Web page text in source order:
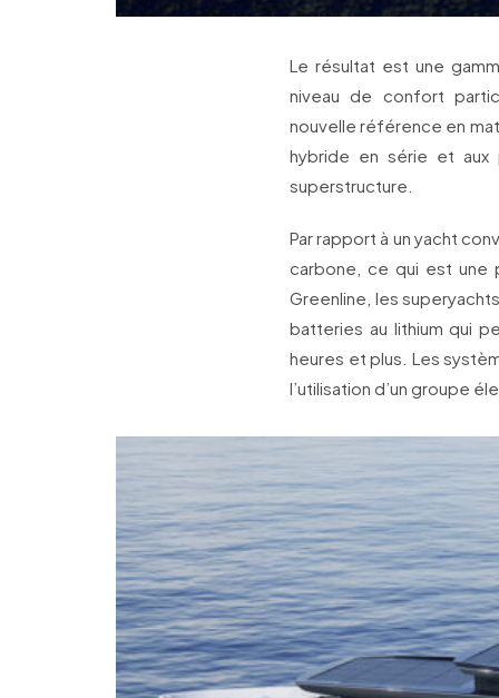
Le résultat est une
niveau de confort
nouvelle référence en
hybride en série et aux
superstructure.
Par rapport à un yacht
carbone, ce qui est une
Greenline, les
batteries au lithium qui
heures et plus. Les
l’utilisation d’un groupe